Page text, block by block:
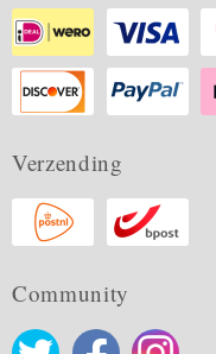
Verzending
Community